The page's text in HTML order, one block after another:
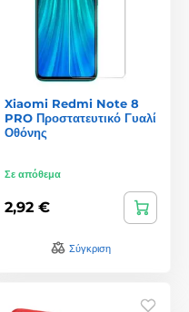
Xiaomi Redmi Note 8
PRO Προστατευτικό Γυαλί
Οθόνης
Σε απόθεμα
2,92 €
Σύγκριση